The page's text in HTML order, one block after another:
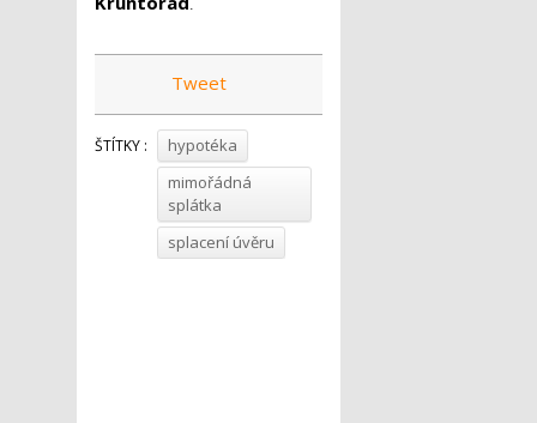
Tweet
ŠTÍTKY :
hypotéka
mimořádná
splátka
splacení úvěru